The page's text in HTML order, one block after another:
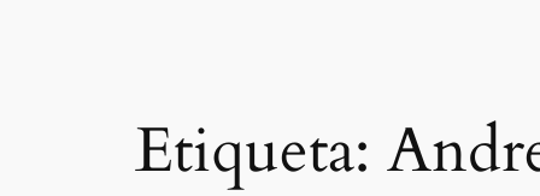
Etiqueta: